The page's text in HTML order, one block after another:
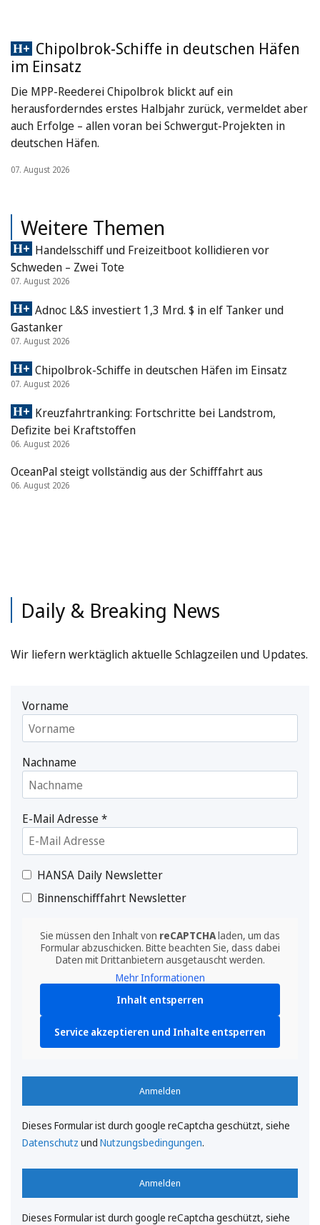
Chipolbrok-Schiffe in deutschen Häfen
im Einsatz
Die MPP-Reederei Chipolbrok blickt auf ein
herausforderndes erstes Halbjahr zurück, vermeldet aber
auch Erfolge – allen voran bei Schwergut-Projekten in
deutschen Häfen.
07. August 2026
Weitere Themen
Handelsschiff und Freizeitboot kollidieren vor
Schweden – Zwei Tote
07. August 2026
Adnoc L&S investiert 1,3 Mrd. $ in elf Tanker und
Gastanker
07. August 2026
Chipolbrok-Schiffe in deutschen Häfen im Einsatz
07. August 2026
Kreuzfahrtranking: Fortschritte bei Landstrom,
Defizite bei Kraftstoffen
06. August 2026
OceanPal steigt vollständig aus der Schifffahrt aus
06. August 2026
Daily & Breaking News
Wir liefern werktäglich aktuelle Schlagzeilen und Updates.
Vorname
Nachname
E-Mail Adresse*
HANSA Daily Newsletter
Binnenschifffahrt Newsletter
Sie müssen den Inhalt von reCAPTCHAladen, um das
Formular abzuschicken. Bitte beachten Sie, dass dabei
Daten mit Drittanbietern ausgetauscht werden.
Mehr Informationen
Inhalt entsperren
Service akzeptieren und Inhalte entsperren
Anmelden
Dieses Formular ist durch google reCaptcha geschützt, siehe
Datenschutz und Nutzungsbedingungen.
Anmelden
Dieses Formular ist durch google reCaptcha geschützt, siehe